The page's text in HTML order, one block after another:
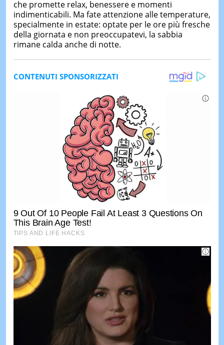
che promette relax, benessere e momenti
indimenticabili. Ma fate attenzione alle temperature,
specialmente in estate: optate per le ore più fresche
della giornata e non preoccupatevi, la sabbia
rimane calda anche di notte.